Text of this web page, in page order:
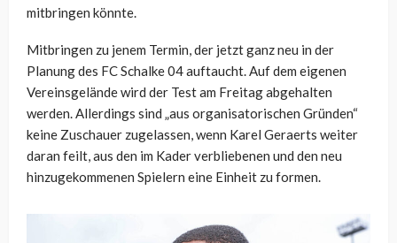
mitbringen könnte.
Mitbringen zu jenem Termin, der jetzt ganz neu in der
Planung des FC Schalke 04 auftaucht. Auf dem eigenen
Vereinsgelände wird der Test am Freitag abgehalten
werden. Allerdings sind „aus organisatorischen Gründen“
keine Zuschauer zugelassen, wenn Karel Geraerts weiter
daran feilt, aus den im Kader verbliebenen und den neu
hinzugekommenen Spielern eine Einheit zu formen.